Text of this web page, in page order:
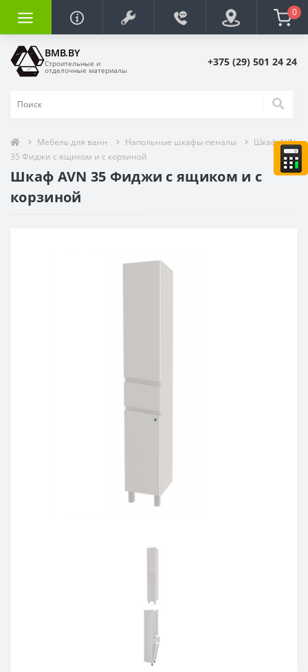
0
BMB.BY
Строительные и
отделочные материалы
+375 (29) 501 24 24
Мебель для ванн Напольные шкафы-пеналы
Шкаф AVN
35 Фиджи с ящиком и с корзиной
Шкаф AVN 35 Фиджи с ящиком и с
корзиной